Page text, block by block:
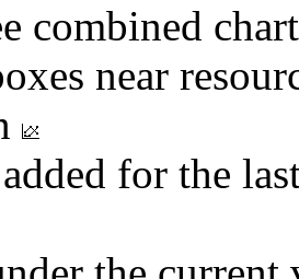
combined
near
added for the